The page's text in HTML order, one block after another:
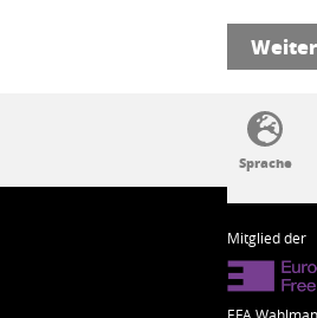
SSW-
Mitglied der